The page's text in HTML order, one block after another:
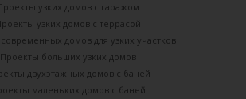
узких домов с гаражом
узких домов с террасой
домов для узких участков
Проекты больших узких домов
двухэтажных домов с баней
маленьких домов с баней